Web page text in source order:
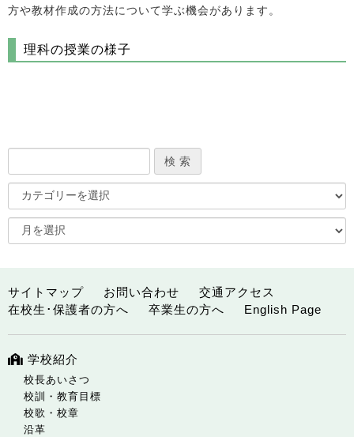
方や教材作成の方法について学ぶ機会があります。
理科の授業の様子
サイトマップ お問い合わせ
交通アクセス
在校生･保護者の方へ
卒業生の方へ English Page
学校紹介
校長あいさつ
校訓・教育目標
校歌・校章
沿革